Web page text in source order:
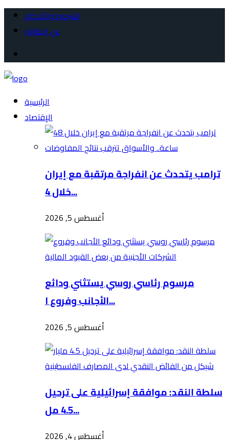
الشروط والأحكام
عن المؤشر
الرئيسية
الإقتصاد
ترامب يتحدث عن انفراجة مرتقبة مع إيران
خلال 4...
أغسطس 5, 2026
مرسوم رئاسي روسي يستثني ودائع
الأجانب وفروع ا...
أغسطس 5, 2026
سلطة النقد: موافقة إسرائيلية على ترحيل
4.5 مل...
أغسطس 4, 2026